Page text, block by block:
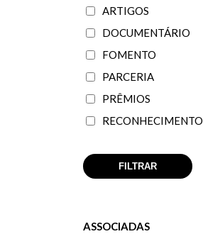
ARTIGOS
DOCUMENTÁRIO
FOMENTO
PARCERIA
PRÊMIOS
RECONHECIMENTO
ASSOCIADAS